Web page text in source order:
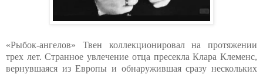
«Рыбок-ангелов» Твен коллекционировал на протяжении
трех лет. Странное увлечение отца пресекла Клара Клеменс,
вернувшаяся из Европы и обнаружившая сразу нескольких